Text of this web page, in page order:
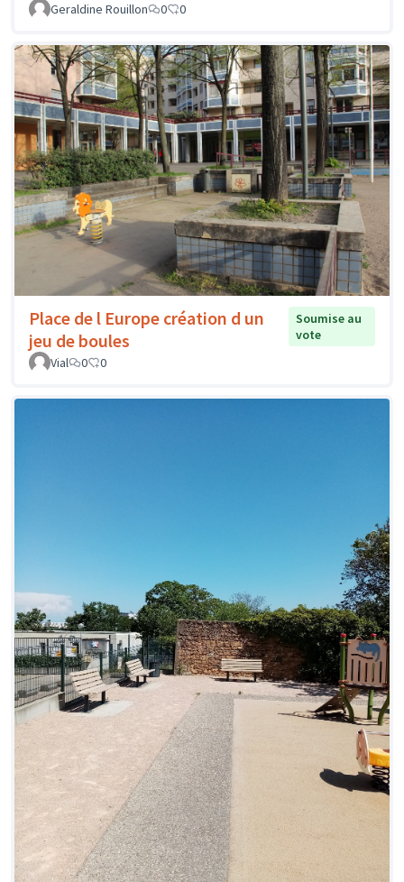
Geraldine Rouillon
0 0
Place de l Europe création d un
jeu de boules
Soumise au
vote
Vial
0 0